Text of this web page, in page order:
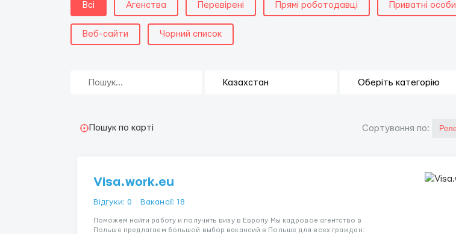
Всі Агенства Перевірені Прямі роботодавці Приватні особи
Веб-сайти Чорний список
Пошук по карті Сортування по:
Visa.work.eu
Відгуки: 0 Вакансії: 18
Поможем найти работу и получить визу в Европу Мы кадровое агентство в
Польше предлагаем большой выбор вакансий в Польше для всех граждан: